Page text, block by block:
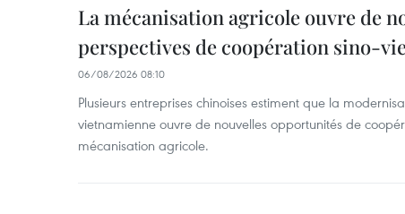
La mécanisation agricole ouvre de
perspectives de coopération sino-
06/08/2026 08:10
Plusieurs entreprises chinoises estiment que la
vietnamienne ouvre de nouvelles opportunités de
mécanisation agricole.